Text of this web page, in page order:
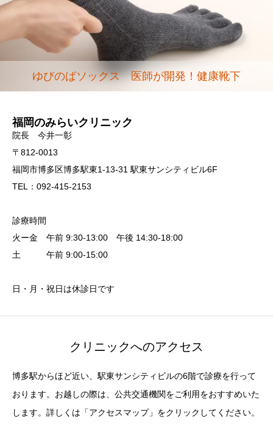
ゆびのばソックス 医師が開発！健康靴下
福岡のみらいクリニック
院長 今井一彰
〒812-0013
福岡市博多区博多駅東1-13-31 駅東サンシティビル6F
TEL：092-415-2153
診療時間
火ー金 午前 9:30-13:00 午後 14:30-18:00
土 午前 9:00-15:00
日・月・祝日は休診日です
クリニックへのアクセス
博多駅からほど近い、駅東サンシティビルの6階で診療を行って
おります。お越しの際は、公共交通機関をご利用をおすすめいた
します。詳しくは「アクセスマップ」をクリックしてください。